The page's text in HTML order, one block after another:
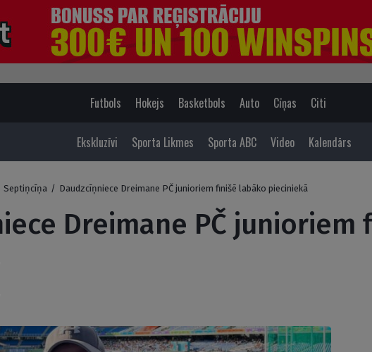
Futbols Hokejs Basketbols Auto Cīņas Citi
Ekskluzīvi Sporta Likmes Sporta ABC Video Kalendārs
Septiņcīņa / Daudzcīņniece Dreimane PČ junioriem finišē labāko pieciniekā
Dreimane PČ junioriem